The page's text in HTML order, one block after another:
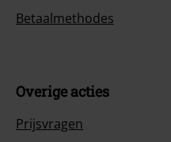
Betaalmethodes
Overige acties
Prijsvragen